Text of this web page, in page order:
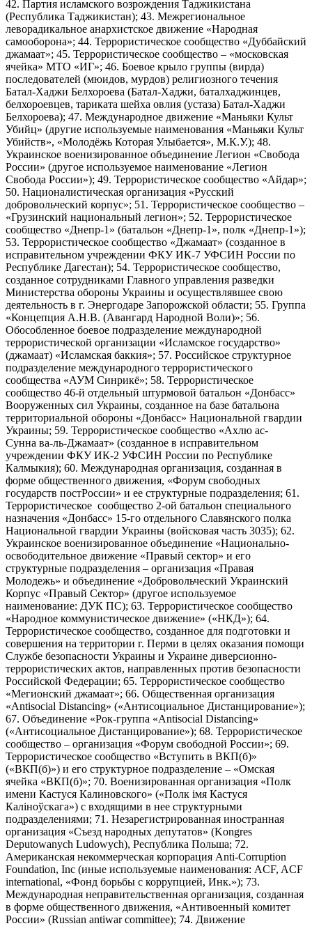
42. Партия исламского возрождения Таджикистана
(Республика Таджикистан); 43. Межрегиональное
леворадикальное анархистское движение «Народная
самооборона»; 44. Террористическое сообщество «Дуббайский
джамаат»; 45. Террористическое сообщество – «московская
ячейка» МТО «ИГ»; 46. Боевое крыло группы (вирда)
последователей (мюидов, мурдов) религиозного течения
Батал-Хаджи Белхороева (Батал-Хаджи, баталхаджинцев,
белхороевцев, тариката шейха овлия (устаза) Батал-Хаджи
Белхороева); 47. Международное движение «Маньяки Культ
Убийц» (другие используемые наименования «Маньяки Культ
Убийств», «Молодёжь Которая Улыбается», М.К.У.); 48.
Украинское военизированное объединение Легион «Свобода
России» (другое используемое наименование «Легион
Свобода России»); 49. Террористическое сообщество «Айдар»;
50. Националистическая организация «Русский
добровольческий корпус»; 51. Террористическое сообщество –
«Грузинский национальный легион»; 52. Террористическое
сообщество «Днепр-1» (батальон «Днепр-1», полк «Днепр-1»);
53. Террористическое сообщество «Джамаат» (созданное в
исправительном учреждении ФКУ ИК-7 УФСИН России по
Республике Дагестан); 54. Террористическое сообщество,
созданное сотрудниками Главного управления разведки
Министерства обороны Украины и осуществлявшее свою
деятельность в г. Энергодаре Запорожской области; 55. Группа
«Концепция А.Н.В. (Авангард Народной Воли)»; 56.
Обособленное боевое подразделение международной
террористической организации «Исламское государство»
(джамаат) «Исламская баккия»; 57. Российское структурное
подразделение международного террористического
сообщества «АУМ Синрикё»; 58. Террористическое
сообщество 46-й отдельный штурмовой батальон «Донбасс»
Вооруженных сил Украины, созданное на базе батальона
территориальной обороны «Донбасс» Национальной гвардии
Украины; 59. Террористическое сообщество «Ахлю ас-
Сунна ва-ль-Джамаат» (созданное в исправительном
учреждении ФКУ ИК-2 УФСИН России по Республике
Калмыкия); 60. Международная организация, созданная в
форме общественного движения, «Форум свободных
государств постРоссии» и ее структурные подразделения; 61.
Террористическое сообщество 2-ой батальон специального
назначения «Донбасс» 15-го отдельного Славянского полка
Национальной гвардии Украины (войсковая часть 3035); 62.
Украинское военизированное объединение «Национально-
освободительное движение «Правый сектор» и его
структурные подразделения – организация «Правая
Молодежь» и объединение «Добровольческий Украинский
Корпус «Правый Сектор» (другое используемое
наименование: ДУК ПС); 63. Террористическое сообщество
«Народное коммунистическое движение» («НКД»); 64.
Террористическое сообщество, созданное для подготовки и
совершения на территории г. Перми в целях оказания помощи
Службе безопасности Украины и Украине диверсионно-
террористических актов, направленных против безопасности
Российской Федерации; 65. Террористическое сообщество
«Мегионский джамаат»; 66. Общественная организация
«Antisocial Distancing» («Антисоциальное Дистанцирование»);
67. Объединение «Рок-группа «Antisocial Distancing»
(«Антисоциальное Дистанцирование»); 68. Террористическое
сообщество – организация «Форум свободной России»; 69.
Террористическое сообщество «Вступить в ВКП(б)»
(«ВКП(б)») и его структурное подразделение – «Омская
ячейка «ВКП(б)»; 70. Военизированная организация «Полк
имени Кастуся Калиновского» («Полк iмя Кастуся
Калiноўскага») с входящими в нее структурными
подразделениями; 71. Незарегистрированная иностранная
организация «Съезд народных депутатов» (Kongres
Deputowanych Ludowych), Республика Польша; 72.
Американская некоммерческая корпорация Anti-Corruption
Foundation, Inc (иные используемые наименования: ACF, ACF
international, «Фонд борьбы с коррупцией, Инк.»); 73.
Международная неправительственная организация, созданная
в форме общественного движения, «Антивоенный комитет
России» (Russian antiwar committee); 74. Движение